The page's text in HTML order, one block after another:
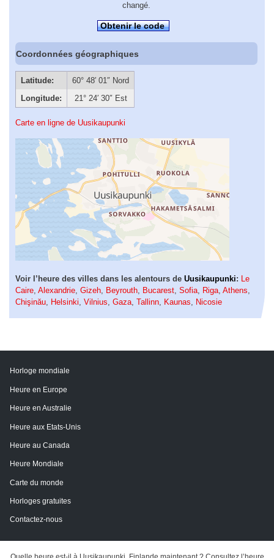
changé.
Obtenir le code
Coordonnées géographiques
Latitude:
60° 48′ 01″ Nord
Longitude:
21° 24′ 30″ Est
Carte en ligne de Uusikaupunki
Voir l’heure des villes dans les alentours de Uusikaupunki:
Le
Caire Alexandrie Gizeh Beyrouth Bucarest Sofia Riga Athens
Chişinău
Helsinki Vilnius Gaza Tallinn Kaunas Nicosie
Horloge mondiale
Heure en Europe
Heure en Australie
Heure aux Etats-Unis
Heure au Canada
Heure Mondiale
Carte du monde
Horloges gratuites
Contactez-nous